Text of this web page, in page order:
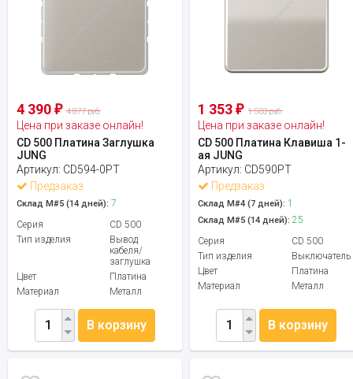
4 390 ₽ 4 877 руб.
Цена при заказе онлайн!
CD 500 Платина Заглушка
JUNG
Артикул: CD594-0PT
Предзаказ
Склад М#5 (14 дней): 7
Серия
CD 500
Тип изделия
Вывод
кабеля/
заглушка
Цвет
Платина
Материал
Металл
В корзину
1 353₽ 1 503 руб.
Цена при заказе онлайн!
CD 500 Платина Клавиша 1-
ая JUNG
Артикул: CD590PT
Предзаказ
Склад М#4 (7 дней): 1
Склад М#5 (14 дней): 25
Серия
CD 500
Тип изделия
Выключатель
Цвет
Платина
Материал
Металл
В корзину